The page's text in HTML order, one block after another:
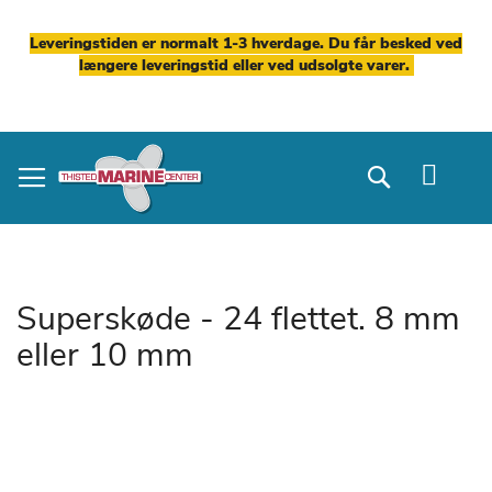
Leveringstiden er normalt 1-3 hverdage. Du får besked ved
længere leveringstid eller ved udsolgte varer.
to
Content
Search
Superskøde - 24 flettet. 8 mm
eller 10 mm